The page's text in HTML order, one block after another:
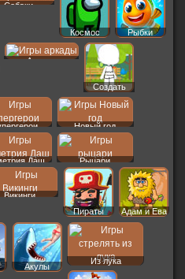
Собаки
Космос Рыбки
Аркады
Создать
Пер
Новый год
Даш Рыцари
Викинги
Пираты
Адам и Ева
Акулы
Из лука